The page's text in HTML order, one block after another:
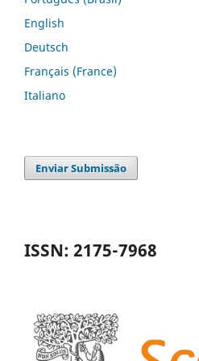
English
Deutsch
Français (France)
Italiano
Enviar Submissão
ISSN: 2175-7968